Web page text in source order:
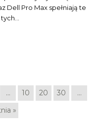
Dell Pro Max spełniają te
... 10 20 30
...
»